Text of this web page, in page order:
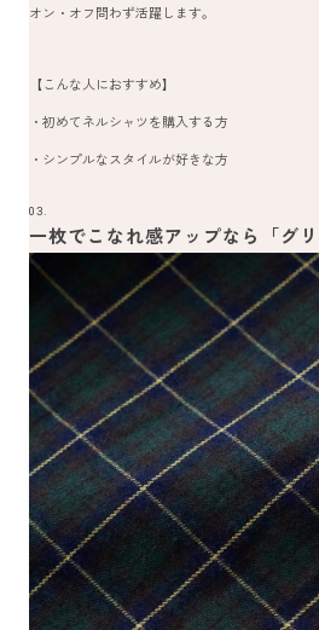
オン・オフ問わず活躍します。
【こんな人におすすめ】
・初めてネルシャツを購入する方
・シンプルなスタイルが好きな方
03.
一枚でこなれ感アップなら「グリ